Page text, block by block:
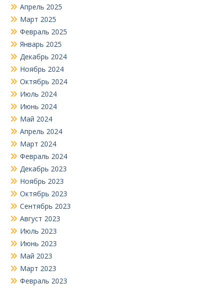
Апрель 2025
Март 2025
Февраль 2025
Январь 2025
Декабрь 2024
Ноябрь 2024
Октябрь 2024
Июль 2024
Июнь 2024
Май 2024
Апрель 2024
Март 2024
Февраль 2024
Декабрь 2023
Ноябрь 2023
Октябрь 2023
Сентябрь 2023
Август 2023
Июль 2023
Июнь 2023
Май 2023
Март 2023
Февраль 2023